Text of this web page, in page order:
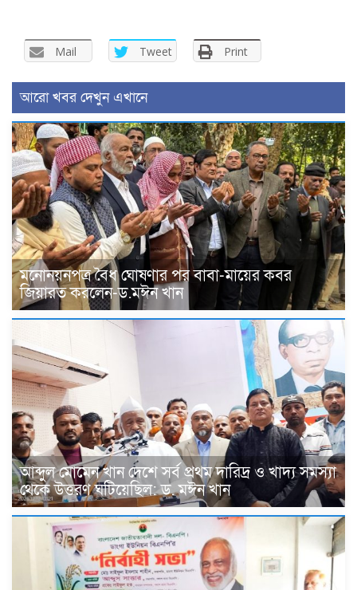
Mail Tweet Print
আরো খবর দেখুন এখানে
মনোনয়নপত্র বৈধ ঘোষণার পর বাবা-মায়ের কবর
জিয়ারত করলেন-ড.মঈন খান
আব্দুল মোমেন খান দেশে সর্ব প্রথম দারিদ্র ও খাদ্য সমস্যা
থেকে উত্তরণ ঘটিয়েছিল: ড. মঈন খান